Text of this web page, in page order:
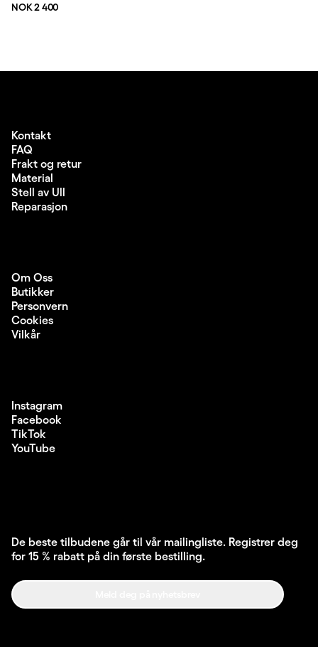
Pris:
NOK 2 400
Kontakt
FAQ
Frakt og retur
Material
Stell av Ull
Reparasjon
Om Oss
Butikker
Personvern
Cookies
Vilkår
Instagram
Facebook
TikTok
YouTube
De beste tilbudene går til vår mailingliste. Registrer deg
for 15 % rabatt på din første bestilling.